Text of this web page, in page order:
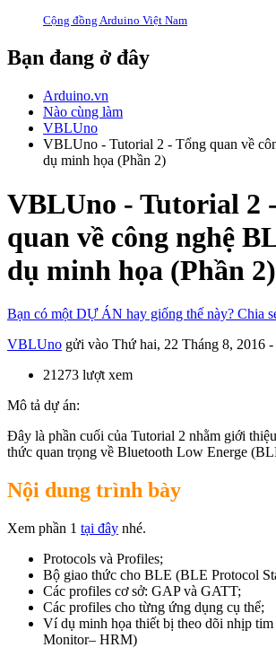
Cộng đồng Arduino Việt Nam
Bạn đang ở đây
Arduino.vn
Nào cùng làm
VBLUno
VBLUno - Tutorial 2 - Tổng quan về
dụ minh họa (Phần 2)
VBLUno - Tutorial 2
quan về công nghệ
dụ minh họa (Phần 2)
Bạn có một DỰ ÁN hay giống thế này? Chia
VBLUno gửi vào Thứ hai, 22 Tháng 8, 2016 -
21273 lượt xem
Mô tả dự án:
Đây là phần cuối của Tutorial 2 nhằm giới
thức quan trọng về Bluetooth Low Energe
Nội dung trình bày
Xem phần 1 tại đây nhé.
Protocols và Profiles;
Bộ giao thức cho BLE (BLE Protocol
Các profiles cơ sở: GAP và GATT;
Các profiles cho từng ứng dụng cụ thể;
Ví dụ minh họa thiết bị theo dõi nhịp tim
Monitor– HRM)